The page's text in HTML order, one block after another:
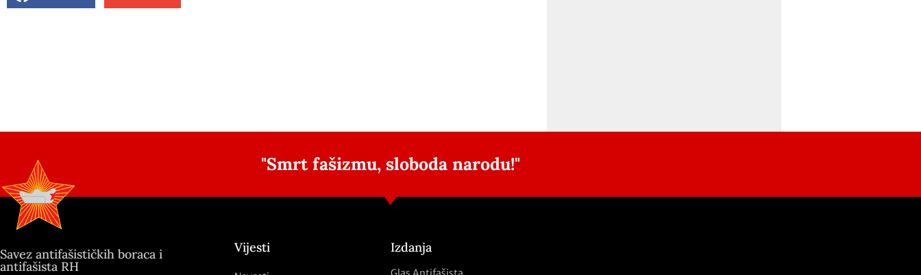
"Smrt fašizmu, sloboda narodu!"
Savez antifašističkih boraca i
antifašista RH
Vijesti Izdanja